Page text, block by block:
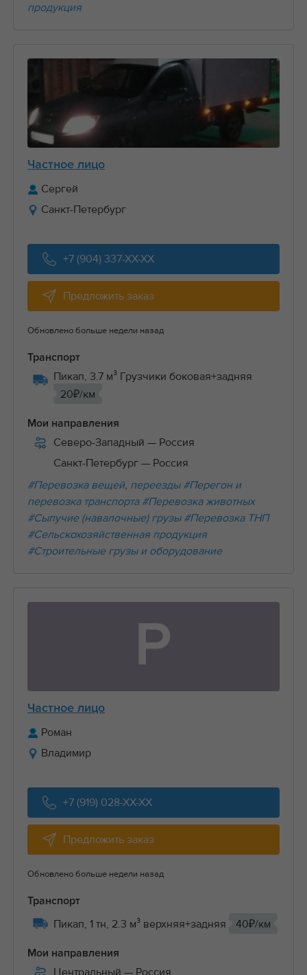
продукция
Частное лицо
Сергей
Санкт-Петербург
+7 (904) 337-XX-XX
Предложить заказ
Обновлено больше недели назад
Транспорт
Пикап, 3.7 м³ Грузчики боковая+задняя
20₽/км
Мои направления
Северо-Западный — Россия
Санкт-Петербург — Россия
#Перевозка вещей, переезды #Перегон и
перевозка транспорта #Перевозка животных
#Сыпучие (навалочные) грузы #Перевозка ТНП
#Сельскохозяйственная продукция
#Строительные грузы и оборудование
Р
Частное лицо
Роман
Владимир
+7 (919) 028-XX-XX
Предложить заказ
Обновлено больше недели назад
Транспорт
Пикап, 1 тн, 2.3 м³ верхняя+задняя 40₽/км
Мои направления